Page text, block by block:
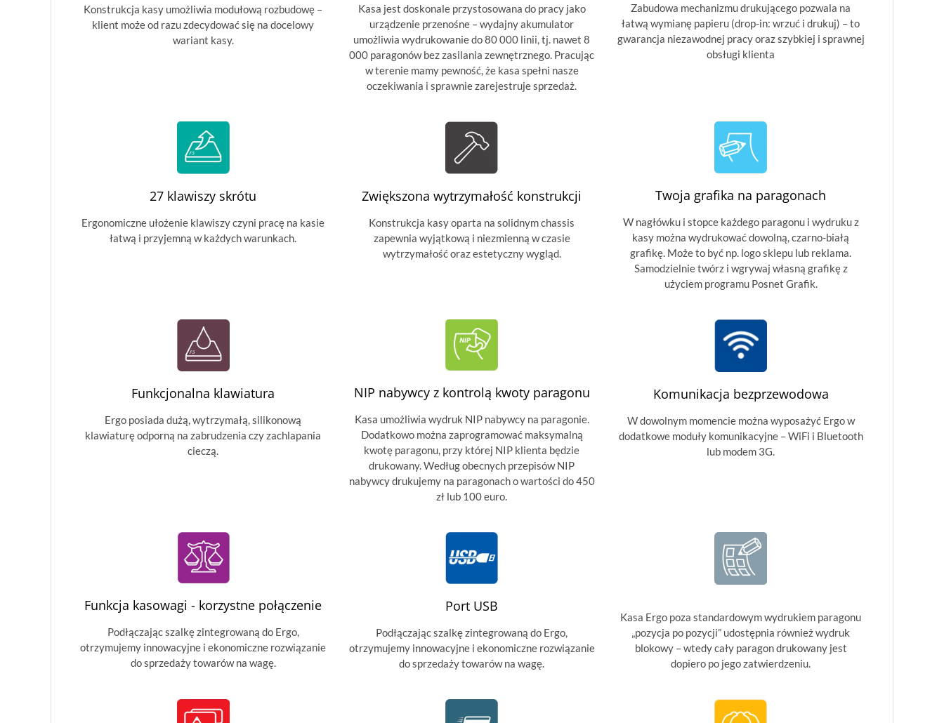
Konstrukcja kasy umożliwia modułową rozbudowę –
klient może od razu zdecydować się na docelowy
wariant kasy.
Kasa jest doskonale przystosowana do pracy jako
urządzenie przenośne – wydajny akumulator
umożliwia wydrukowanie do 80 000 linii, tj. nawet 8
000 paragonów bez zasilania zewnętrznego. Pracując
w terenie mamy pewność, że kasa spełni nasze
oczekiwania i sprawnie zarejestruje sprzedaż.
Zabudowa mechanizmu drukującego pozwala na
łatwą wymianę papieru (drop-in: wrzuć i drukuj) – to
gwarancja niezawodnej pracy oraz szybkiej i sprawnej
obsługi klienta
27 klawiszy skrótu
Ergonomiczne ułożenie klawiszy czyni pracę na kasie
łatwą i przyjemną w każdych warunkach.
Zwiększona wytrzymałość konstrukcji
Konstrukcja kasy oparta na solidnym chassis
zapewnia wyjątkową i niezmienną w czasie
wytrzymałość oraz estetyczny wygląd.
Twoja grafika na paragonach
W nagłówku i stopce każdego paragonu i wydruku z
kasy można wydrukować dowolną, czarno-białą
grafikę. Może to być np. logo sklepu lub reklama.
Samodzielnie twórz i wgrywaj własną grafikę z
użyciem programu Posnet Grafik.
Funkcjonalna klawiatura
Ergo posiada dużą, wytrzymałą, silikonową
klawiaturę odporną na zabrudzenia czy zachlapania
cieczą.
NIP nabywcy z kontrolą kwoty paragonu
Kasa umożliwia wydruk NIP nabywcy na paragonie.
Dodatkowo można zaprogramować maksymalną
kwotę paragonu, przy której NIP klienta będzie
drukowany. Według obecnych przepisów NIP
nabywcy drukujemy na paragonach o wartości do 450
zł lub 100 euro.
Komunikacja bezprzewodowa
W dowolnym momencie można wyposażyć Ergo w
dodatkowe moduły komunikacyjne – WiFi i Bluetooth
lub modem 3G.
Funkcja kasowagi - korzystne połączenie
Podłączając szalkę zintegrowaną do Ergo,
otrzymujemy innowacyjne i ekonomiczne rozwiązanie
do sprzedaży towarów na wagę.
Port USB
Podłączając szalkę zintegrowaną do Ergo,
otrzymujemy innowacyjne i ekonomiczne rozwiązanie
do sprzedaży towarów na wagę.
Kasa Ergo poza standardowym wydrukiem paragonu
„pozycja po pozycji” udostępnia również wydruk
blokowy – wtedy cały paragon drukowany jest
dopiero po jego zatwierdzeniu.